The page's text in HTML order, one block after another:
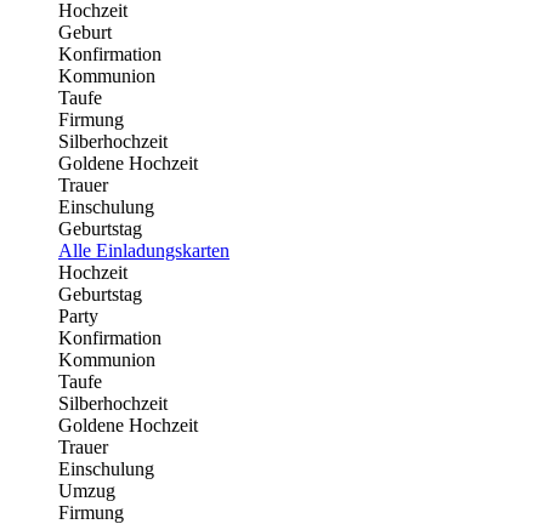
Hochzeit
Geburt
Konfirmation
Kommunion
Taufe
Firmung
Silberhochzeit
Goldene Hochzeit
Trauer
Einschulung
Geburtstag
Alle Einladungskarten
Hochzeit
Geburtstag
Party
Konfirmation
Kommunion
Taufe
Silberhochzeit
Goldene Hochzeit
Trauer
Einschulung
Umzug
Firmung